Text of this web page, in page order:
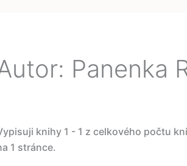
Panenka
knihy 1 - 1 z celkového počtu
1 stránce.